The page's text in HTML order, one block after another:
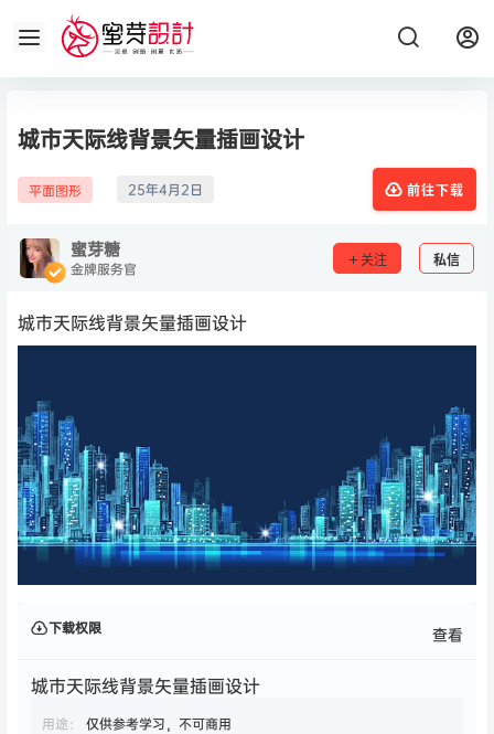
城市天际线背景矢量插画设计
平面图形 25年4月2日 前往下载
蜜芽糖
金牌服务官 关注 私信
城市天际线背景矢量插画设计
下载权限 查看
城市天际线背景矢量插画设计
用途： 仅供参考学习，不可商用